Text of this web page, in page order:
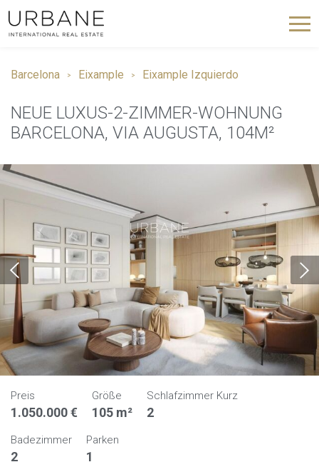
Barcelona Eixample Eixample Izquierdo
NEUE LUXUS-2-ZIMMER-WOHNUNG
BARCELONA, VIA AUGUSTA, 104M²
Preis
1.050.000 €
Größe
105 m²
Schlafzimmer Kurz
2
Badezimmer
2
Parken
1